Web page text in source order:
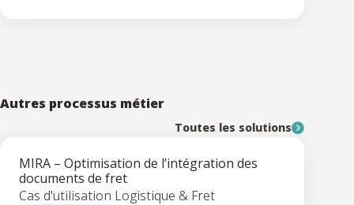
Autres processus métier
Toutes les solutions
MIRA – Optimisation de l’intégration des
documents de fret
Cas d'utilisation Logistique & Fret